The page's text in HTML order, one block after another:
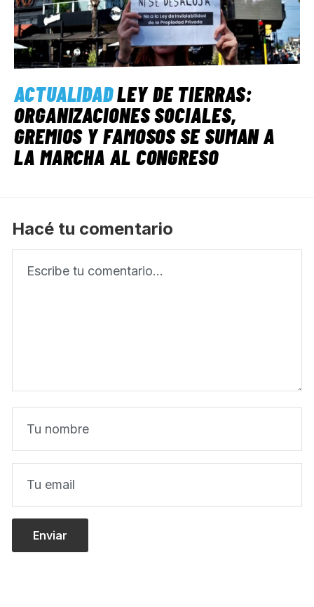
ACTUALIDADLEY DE TIERRAS:
ORGANIZACIONES SOCIALES,
GREMIOS Y FAMOSOS SE SUMAN A
LA MARCHA AL CONGRESO
Hacé tu comentario